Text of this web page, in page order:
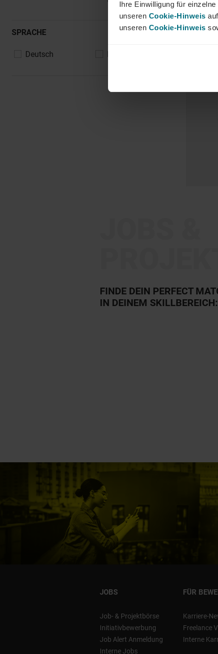
Ihre Einwilligung für
unseren Cookie-Hinweis
unseren Cookie-Hinweis
SPRACHE
Deutsch Englisch
FINDE DEIN PERFECT
IN DEINEM SKILLBEREICH:
JOBS
Job- & Projektbörse
Initiativbewerbung
Job Alert Anmeldung
Interne Jobs
FÜR
Karriere-
Freelance
Interne